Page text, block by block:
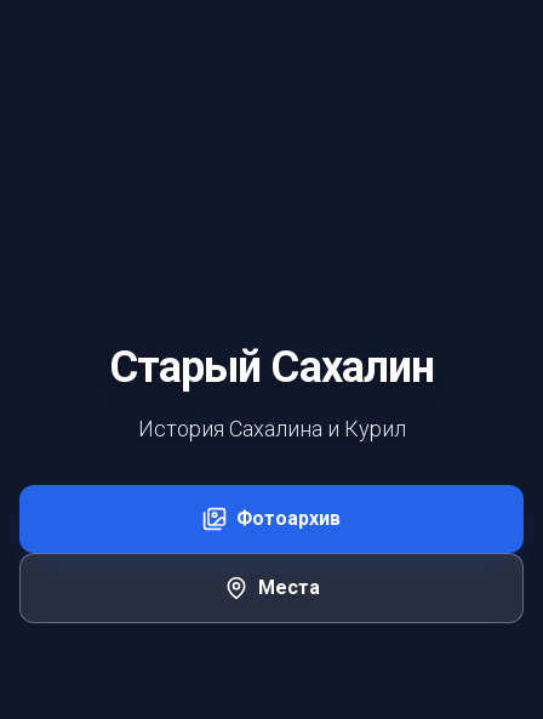
Старый Сахалин
История Сахалина и Курил
Фотоархив
Места